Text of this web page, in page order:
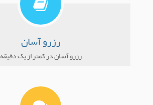
رزرو آسان
رزرو آسان در کمتر از یک دقیقه